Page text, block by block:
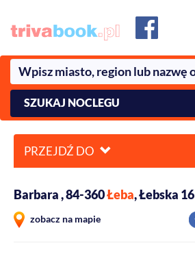
SZUKAJ NOCLEGU
PRZEJDŹ DO
Barbara , 84-360Łeba, Łebska 16
zobacz na mapie